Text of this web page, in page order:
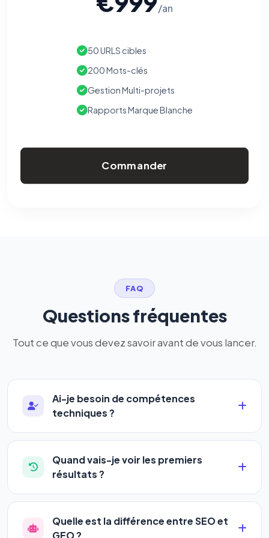
/an
50 URLS cibles
200 Mots-clés
Gestion Multi-projets
Rapports Marque Blanche
Commander
FAQ
Questions fréquentes
Tout ce que vous devez savoir avant de vous lancer.
Ai-je besoin de compétences
techniques ?
Absolument pas. Notre logiciel a été conçu pour
être accessible àtous les profils: artisans,
commerçants, auto-entrepreneurs, PME ou
complexe — vous renseignez l'adresse de votre
site, décrivez votre activité, et le logiciel gère tout
en automatique 24h/24.
Quand vais-je voir les premiers
résultats ?
La plupart de nos utilisateurs observent une
amélioration de leur positionnement en4 à 6
semaines. Le référencement est un marathon, pas
Quelle est la différence entre SEO et